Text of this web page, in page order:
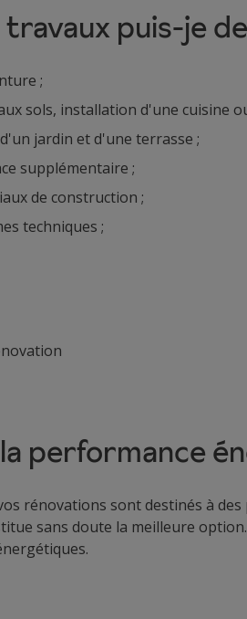
travaux puis-je
;
sols, installation d'une cuisine
jardin et d'une terrasse ;
supplémentaire ;
de construction ;
techniques ;
performance
rénovations sont destinés à
sans doute la meilleure